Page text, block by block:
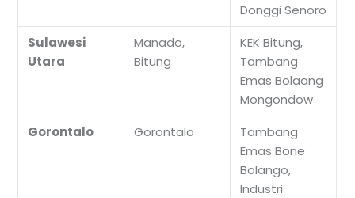
Donggi Senoro
Sulawesi
Utara
Manado,
Bitung
KEK Bitung,
Tambang
Emas Bolaang
Mongondow
Gorontalo
Gorontalo
Tambang
Emas Bone
Bolango,
Industri